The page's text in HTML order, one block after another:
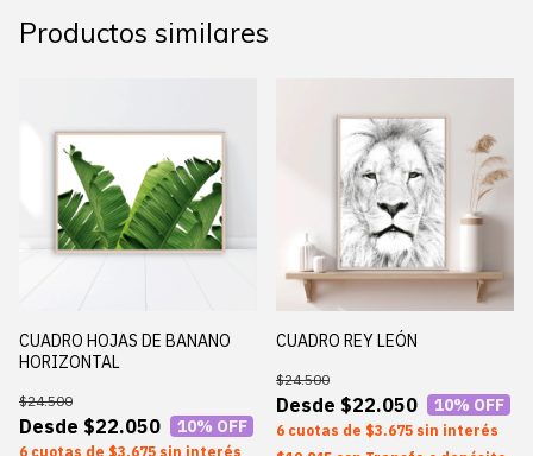
Productos similares
CUADRO HOJAS DE BANANO
HORIZONTAL
$22.050
$24.500
10% OFF
6 $3.675 sin interés
CUADRO REY LEÓN
$22.050
$24.500
10% OFF
6 $3.675 sin interés